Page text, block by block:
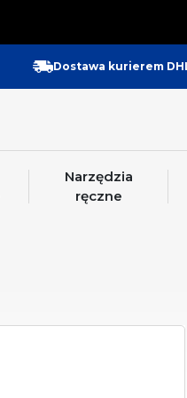
Dostawa kurierem
Narzędzia
ręczne